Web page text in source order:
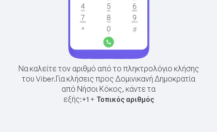
Να καλείτε τον αριθμό από το πληκτρολόγιο κλήσης
του Viber.Για κλήσεις προς Δομινικανή Δημοκρατία
από Νήσοι Κόκος, κάντε τα
εξής:+1+ Τοπικός αριθμός